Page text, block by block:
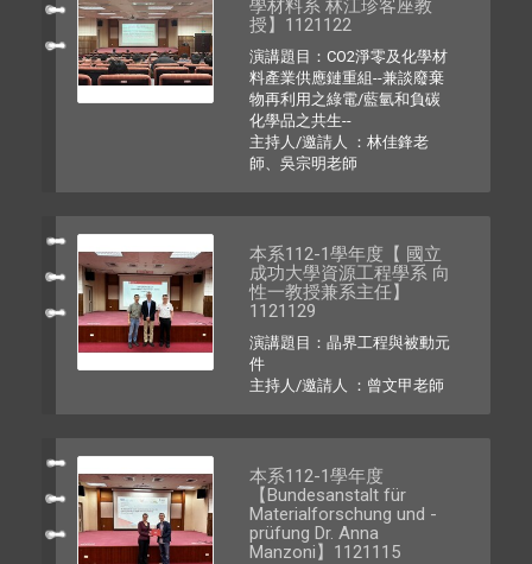
學材料系 林江珍客座教
授】1121122
演講題目：CO2淨零及化學材
料產業供應鏈重組--兼談廢棄
物再利用之綠電/藍氫和負碳
化學品之共生--
主持人/邀請人 ：林佳鋒老
師、吳宗明老師
本系112-1學年度【 國立
成功大學資源工程學系 向
性一教授兼系主任】
1121129
演講題目：晶界工程與被動元
件
主持人/邀請人 ：曾文甲老師
本系112-1學年度
【Bundesanstalt für
Materialforschung und -
prüfung Dr. Anna
Manzoni】1121115